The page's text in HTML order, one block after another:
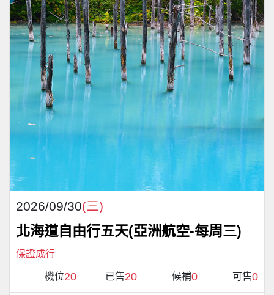
2026/09/30(三)
北海道自由行五天(亞洲航空-每周三)
保證成行
機位20 已售20 候補0 可售0